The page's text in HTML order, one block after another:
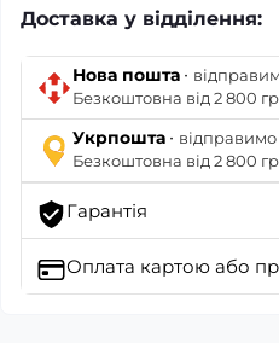
Доставка у відділення:
Нова пошта ·
Безкоштовна від 2 800
Укрпошта · відправимо
Безкоштовна від 2 800
Гарантія
Оплата картою або